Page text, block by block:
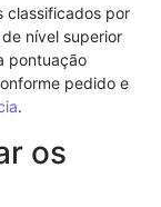
classificados por
de nível superior
pontuação
pedido e
.
os